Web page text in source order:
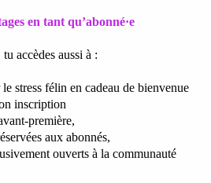
en tant qu’abonné·e
accèdes aussi à :
stress félin en cadeau de bienvenue
inscription
première,
aux abonnés,
ouverts à la communauté